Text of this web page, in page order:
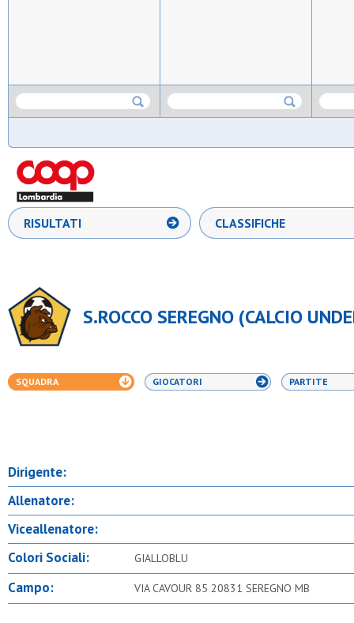
RISULTATI CLASSIFICHE
S.ROCCO SEREGNO (CALCIO
SQUADRA GIOCATORI PARTITE
Dirigente:
Allenatore:
Viceallenatore:
Colori Sociali:
GIALLOBLU
Campo: VIA CAVOUR 85 20831 SEREGNO MB